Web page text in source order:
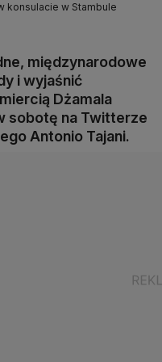
konsulacie w Stambule
międzynarodowe
i wyjaśnić
Dżamala
sobotę na Twitterze
Antonio Tajani.